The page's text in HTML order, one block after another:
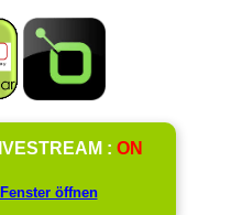
: ON
öffnen